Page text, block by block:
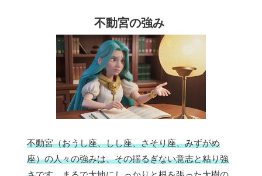
不動宮の強み
不動宮（おうし座、しし座、さそり座、みずがめ
座）の人々の強みは、その揺るぎない意志と粘り強